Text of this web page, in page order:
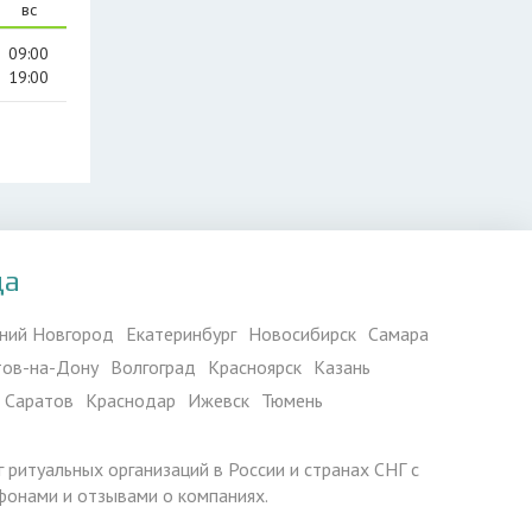
вс
09:00
19:00
Новгород Екатеринбург Новосибирск Самара
на-Дону Волгоград Красноярск Казань
Саратов Краснодар Ижевск Тюмень
ритуальных организаций в России и странах СНГ с
и отзывами о компаниях.